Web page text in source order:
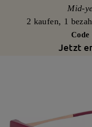
Mid-
2 kaufen, 1
Code
Jetzt